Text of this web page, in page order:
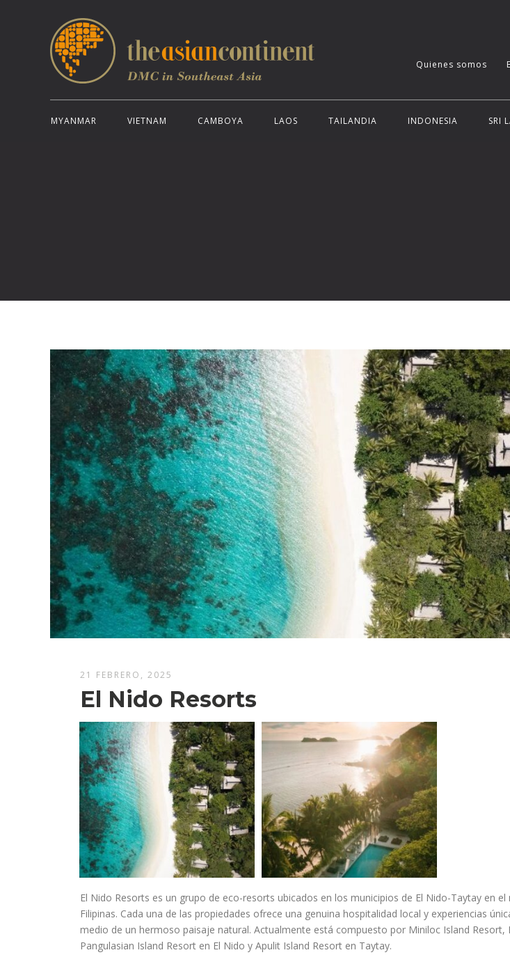
Quienes somos
MYANMAR VIETNAM CAMBOYA LAOS TAILANDIA INDONESIA SRI
21 FEBRERO, 2025
El Nido Resorts
El Nido Resorts es un grupo de eco-resorts ubicados en los municipios de El Nido-Taytay en el
Filipinas. Cada una de las propiedades ofrece una genuina hospitalidad local y experiencias
medio de un hermoso paisaje natural. Actualmente está compuesto por Miniloc Island Resort,
Pangulasian Island Resort en El Nido y Apulit Island Resort en Taytay.